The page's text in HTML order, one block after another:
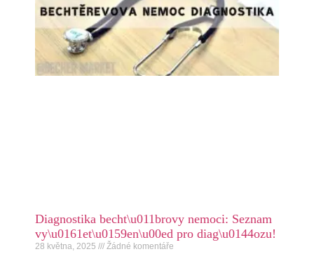
Diagnostika becht\u011brovy nemoci: Seznam
vy\u0161et\u0159en\u00ed pro diag\u0144ozu!
28 května, 2025 Žádné komentáře